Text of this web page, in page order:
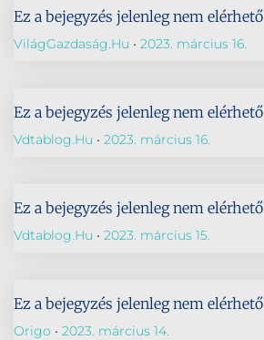
Ez a bejegyzés jelenleg nem elérhető
VilágGazdaság.hu 2023. március 16.
Ez a bejegyzés jelenleg nem elérhető
Vdtablog.hu 2023. március 16.
Ez a bejegyzés jelenleg nem elérhető
Vdtablog.hu 2023. március 15.
Ez a bejegyzés jelenleg nem elérhető
Origo 2023. március 14.